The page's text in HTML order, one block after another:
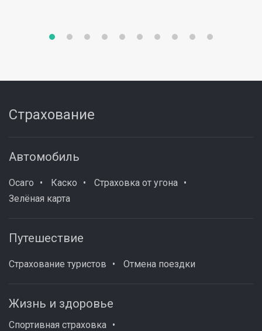
Страхование
Автомобиль
Осаго Каско
Страховка от угона
Зелёная карта
Путешествие
Страхование туристов Отмена поездки
Жизнь и здоровье
Спортивная страховка